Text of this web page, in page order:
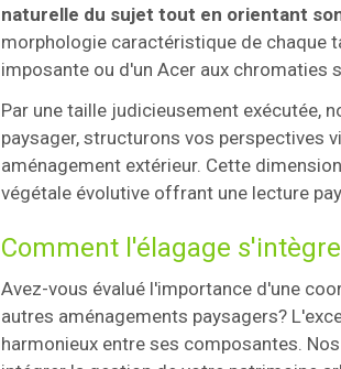
naturelle du sujet tout en orientant
morphologie caractéristique de chaque
imposante ou d'un Acer aux chromaties
Par une taille judicieusement exécutée,
paysager, structurons vos perspectives
aménagement extérieur. Cette
végétale évolutive offrant une lecture
Comment l'élagage
Avez-vous évalué l'importance d'une
autres aménagements paysagers?
harmonieux entre ses composantes.